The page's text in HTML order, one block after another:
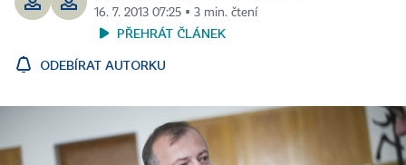
16. 7. 2013 07:25 ▪ 3 min. čtení
PŘEHRÁT ČLÁNEK
ODEBÍRAT AUTORKU